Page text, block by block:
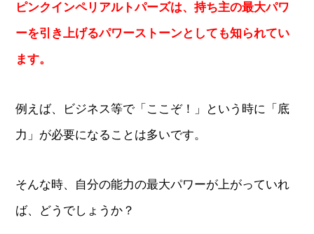
ピンクインペリアルトパーズは、持ち主の最大パワ
ーを引き上げるパワーストーンとしても知られてい
ます。
例えば、ビジネス等で「ここぞ！」という時に「底
力」が必要になることは多いです。
そんな時、自分の能力の最大パワーが上がっていれ
ば、どうでしょうか？